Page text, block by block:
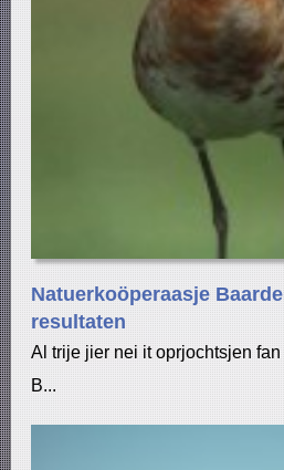
Natuerkoöperaasje
resultaten
Al trije jier nei it oprjochtsjen
B...